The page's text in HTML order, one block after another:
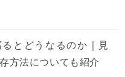
るとどうなるのか｜見
方法についても紹介